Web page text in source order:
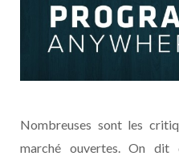
Nombreuses sont les
marché ouvertes. On dit